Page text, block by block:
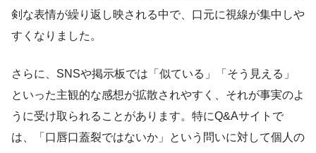
剣な表情が繰り返し映される中で、口元に視線が集中しや
すくなりました。
さらに、SNSや掲示板では「似ている」「そう見える」
といった主観的な感想が拡散されやすく、それが事実のよ
うに受け取られることがあります。特にQ&Aサイトで
は、「口唇口蓋裂ではないか」という問いに対して個人の